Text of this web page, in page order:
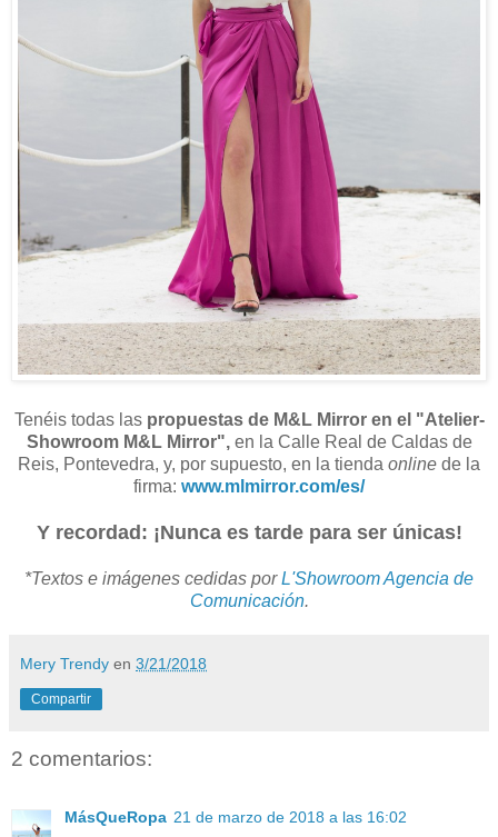
Tenéis todas las propuestas de M&L Mirror en el "Atelier-
Showroom M&L Mirror",en la Calle Real de Caldas de
Reis, Pontevedra, y, por supuesto, en la tienda online de la
firma: www.mlmirror.com/es/
Y recordad: ¡Nunca es tarde para ser únicas!
*Textos e imágenes cedidas porL'Showroom Agencia de
Comunicación.
Mery Trendy en 3/21/2018
Compartir
2 comentarios:
MásQueRopa 21 de marzo de 2018 a las 16:02